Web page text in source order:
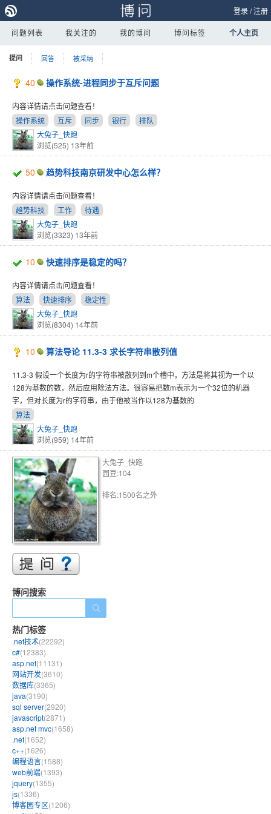
登录/注册
问题列表 我关注的 我的博问 博问标签 个人主页
提问 回答 被采纳
40 操作系统-进程同步于互斥问题
内容详情请点击问题查看！
操作系统
互斥 同步 银行
排队
大兔子_快跑
浏览(525) 13年前
50 趋势科技南京研发中心怎么样？
内容详情请点击问题查看！
趋势科技
工作
待遇
大兔子_快跑
浏览(3323) 13年前
10 快速排序是稳定的吗？
内容详情请点击问题查看！
算法
快速排序
稳定性
大兔子_快跑
浏览(8304) 14年前
10 算法导论 11.3-3 求长字符串散列值
11.3-3 假设一个长度为r的字符串被散列到m个槽中，方法是将其视为一个以
128为基数的数，然后应用除法方法。很容易把数m表示为一个32位的机器
字，但对长度为r的字符串，由于他被当作以128为基数的
算法
大兔子_快跑
浏览(959) 14年前
大兔子_快跑
园豆:104
排名:1500名之外
博问搜索
热门标签
.net技术(22292)
c#(12383)
asp.net(11131)
网站开发(3610)
数据库(3365)
java(3190)
sql server(2920)
javascript(2871)
asp.net mvc(1658)
.net(1652)
c++(1626)
编程语言(1588)
web前端(1393)
jquery(1355)
js(1336)
博客园专区(1206)